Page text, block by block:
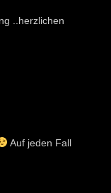
..herzlichen
Auf jeden Fall